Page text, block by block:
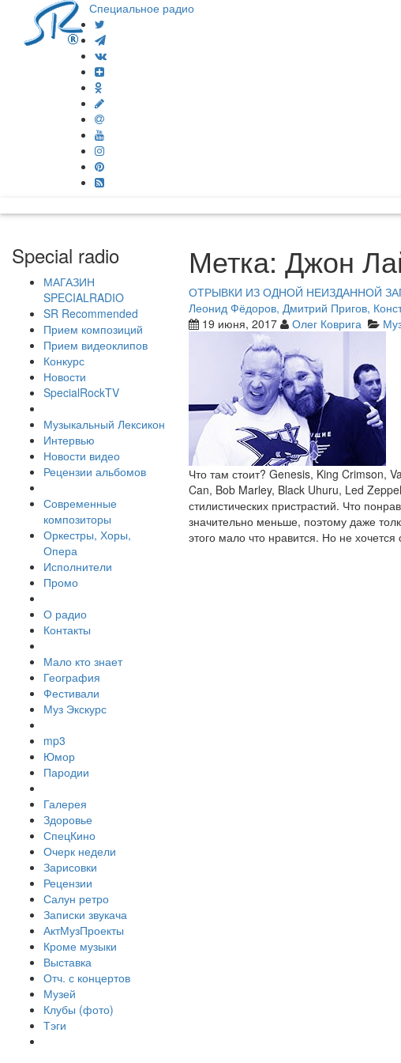
Специальное радио
Special radio
МАГАЗИН
SPECIALRADIO
SR Recommended
Прием композиций
Прием видеоклипов
Конкурс
Новости
SpecialRockTV
Музыкальный Лексикон
Интервью
Новости видео
Рецензии альбомов
Современные
композиторы
Оркестры, Хоры,
Опера
Исполнители
Промо
О радио
Контакты
Мало кто знает
География
Фестивали
Муз Экскурс
mp3
Юмор
Пародии
Галерея
Здоровье
СпецКино
Очерк недели
Зарисовки
Рецензии
Салун ретро
Записки звукача
АктМузПроекты
Кроме музыки
Выставка
Отч. с концертов
Музей
Клубы (фото)
Тэги
Метка: Джон
ОТРЫВКИ ИЗ ОДНОЙ НЕИЗДАННОЙ
Леонид Фёдоров, Дмитрий Пригов,
19 июня, 2017
Олег Коврига
Что там стоит? Genesis, King Crimson,
Can, Bob Marley, Black Uhuru, Led
стилистических пристрастий. Что
значительно меньше, поэтому даже
этого мало что нравится. Но не